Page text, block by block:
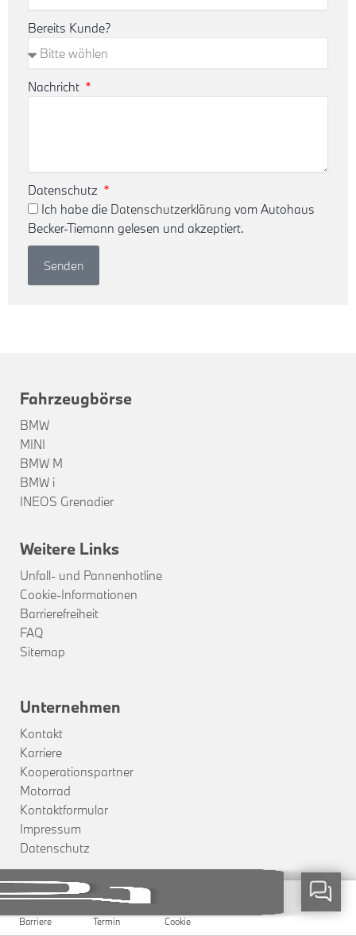
Bereits Kunde?
Nachricht
Datenschutz
Ich habe die Datenschutzerklärung vom Autohaus
Becker-Tiemann gelesen und akzeptiert.
Senden
Fahrzeugbörse
BMW
MINI
BMW M
BMW i
INEOS Grenadier
Weitere Links
Unfall- und Pannenhotline
Cookie-Informationen
Barrierefreiheit
FAQ
Sitemap
Unternehmen
Kontakt
Karriere
Kooperationspartner
Motorrad
Kontaktformular
Impressum
Datenschutz
Standortauswahl
Termin Cookie
Weitere Informationen über den gesperrten Inhalt.